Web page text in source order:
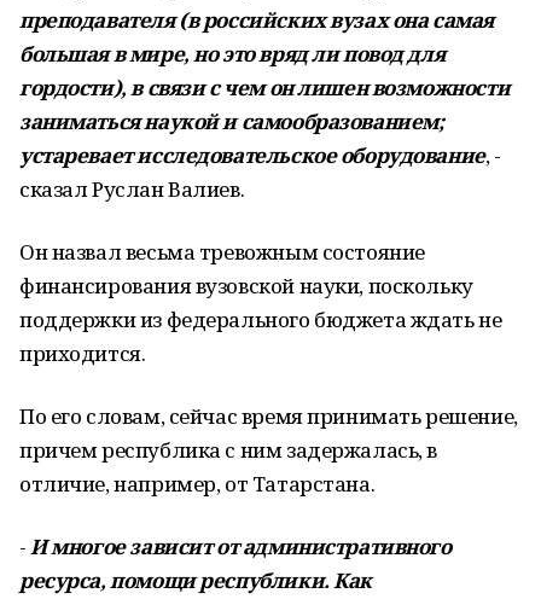
преподавателя (в российских вузах она самая
большая в мире, но это вряд ли повод для
гордости), в связи с чем он лишен возможности
заниматься наукой и самообразованием;
устаревает исследовательское оборудование, -
сказал Руслан Валиев.
Он назвал весьма тревожным состояние
финансирования вузовской науки, поскольку
поддержки из федерального бюджета ждать не
приходится.
По его словам, сейчас время принимать решение,
причем республика с ним задержалась, в
отличие, например, от Татарстана.
-И многое зависит от административного
ресурса, помощи республики. Как